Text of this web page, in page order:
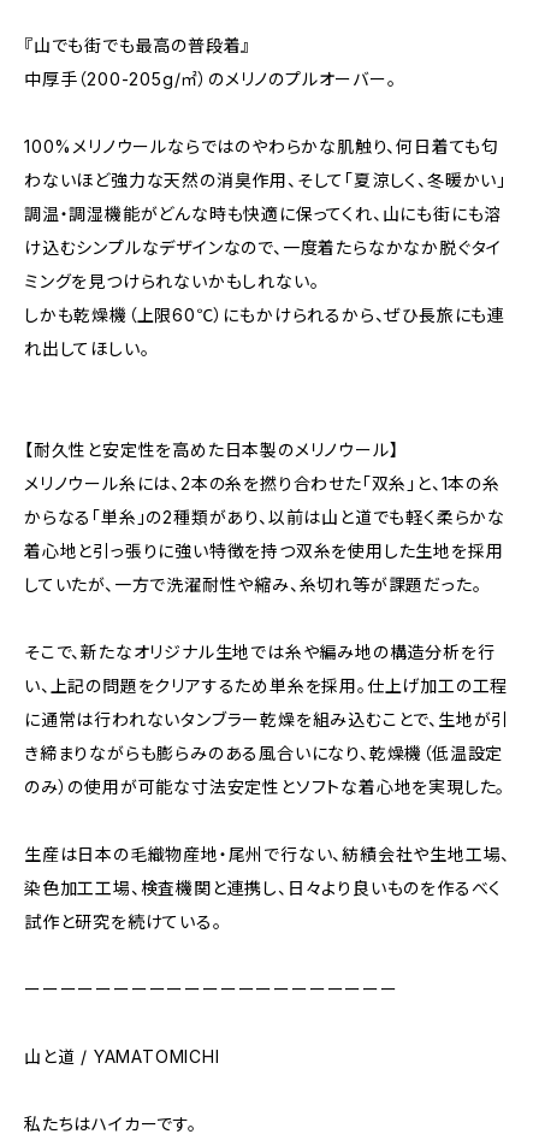
『山でも街でも最高の普段着』
中厚手（200-205g/㎡）のメリノのプルオーバー。
100%メリノウールならではのやわらかな肌触り、何日着ても匂
わないほど強力な天然の消臭作用、そして「夏涼しく、冬暖かい」
調温・調湿機能がどんな時も快適に保ってくれ、山にも街にも溶
け込むシンプルなデザインなので、一度着たらなかなか脱ぐタイ
ミングを見つけられないかもしれない。
しかも乾燥機（上限60℃）にもかけられるから、ぜひ長旅にも連
れ出してほしい。
【耐久性と安定性を高めた日本製のメリノウール】
メリノウール糸には、2本の糸を撚り合わせた「双糸」と、1本の糸
からなる「単糸」の2種類があり、以前は山と道でも軽く柔らかな
着心地と引っ張りに強い特徴を持つ双糸を使用した生地を採用
していたが、一方で洗濯耐性や縮み、糸切れ等が課題だった。
そこで、新たなオリジナル生地では糸や編み地の構造分析を行
い、上記の問題をクリアするため単糸を採用。仕上げ加工の工程
に通常は行われないタンブラー乾燥を組み込むことで、生地が引
き締まりながらも膨らみのある風合いになり、乾燥機（低温設定
のみ）の使用が可能な寸法安定性とソフトな着心地を実現した。
生産は日本の毛織物産地・尾州で行ない、紡績会社や生地工場、
染色加工工場、検査機関と連携し、日々より良いものを作るべく
試作と研究を続けている。
ーーーーーーーーーーーーーーーーーーーーー
山と道 / YAMATOMICHI
私たちはハイカーです。